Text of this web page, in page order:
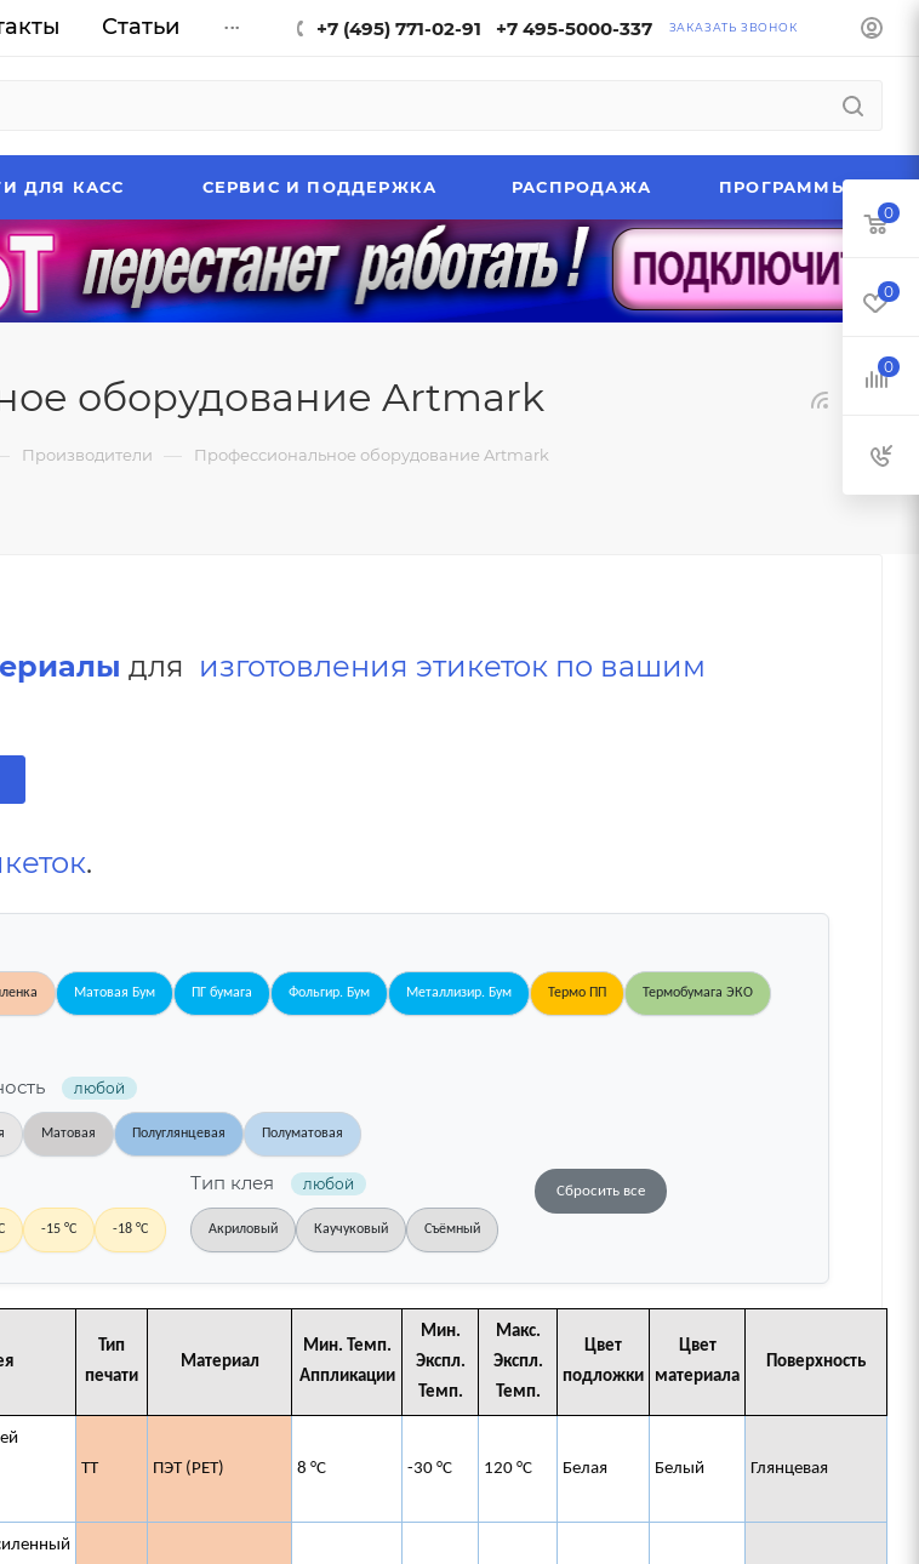
Статьи ... +7 (495) 771-02-91 +7 495-5000-337 ЗАКАЗАТЬ ЗВОНОК
ДЛЯ КАСС СЕРВИС И ПОДДЕРЖКА РАСПРОДАЖА ПРОГРАММЫ
оборудование Artmark
Производители — Профессиональное оборудование Artmark
для изготовления этикеток по вашим
.
Матовая Бум ПГ бумага Фольгир. Бум Металлизир. Бум Термо ПП Термобумага ЭКО
любой
Матовая Полуглянцевая Полуматовая
-15 °C -18 °C
Тип клея любой
Акриловый Каучуковый Съёмный
Сбросить все
Тип
печати
Материал
Мин. Темп.
Аппликации
Мин.
Экспл.
Темп.
Макс.
Экспл.
Темп.
Цвет
подложки
Цвет
материала
Поверхность
ТТ ПЭТ (PET) 8 °C -30 °C 120 °C Белая Белый Глянцевая
0
0
0